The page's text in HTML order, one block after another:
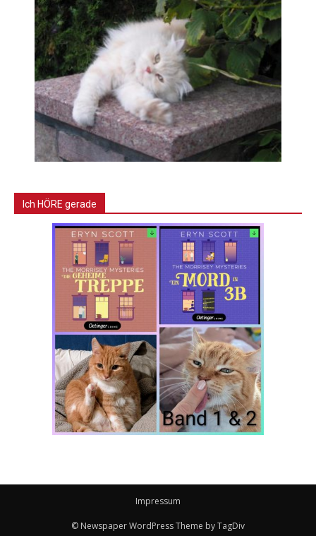
Ich HÖRE gerade
Impressum
© Newspaper WordPress Theme by TagDiv